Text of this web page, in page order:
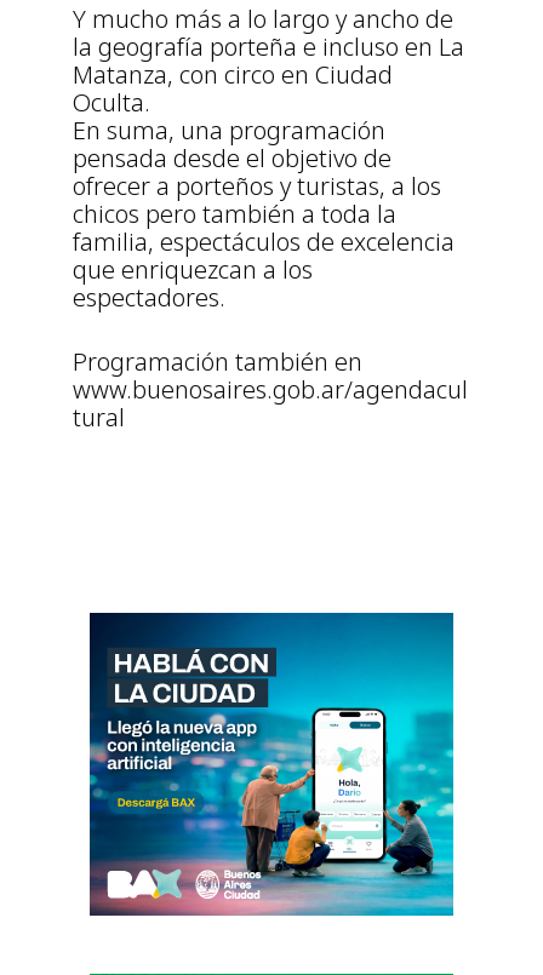
Y mucho más a lo largo y ancho de
la geografía porteña e incluso en La
Matanza, con circo en Ciudad
Oculta.
En suma, una programación
pensada desde el objetivo de
ofrecer a porteños y turistas, a los
chicos pero también a toda la
familia, espectáculos de excelencia
que enriquezcan a los
espectadores.
Programación también en
www.buenosaires.gob.ar/agendacul
tural